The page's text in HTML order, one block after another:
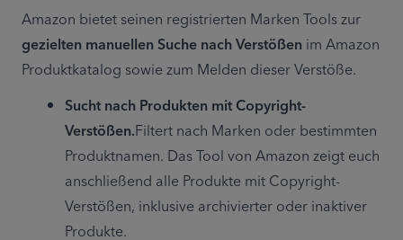
gezielten manuellen Suche nach Verstößen im Amazon
Produktkatalog sowie zum Melden dieser Verstöße.
Sucht nach Produkten mit Copyright-
Verstößen.Filtert nach Marken oder bestimmten
Produktnamen. Das Tool von Amazon zeigt euch
anschließend alle Produkte mit Copyright-
Verstößen, inklusive archivierter oder inaktiver
Produkte.